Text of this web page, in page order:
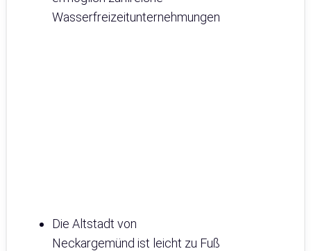
Wasserfreizeitunternehmungen
Die Altstadt von
Neckargemünd ist leicht zu Fuß